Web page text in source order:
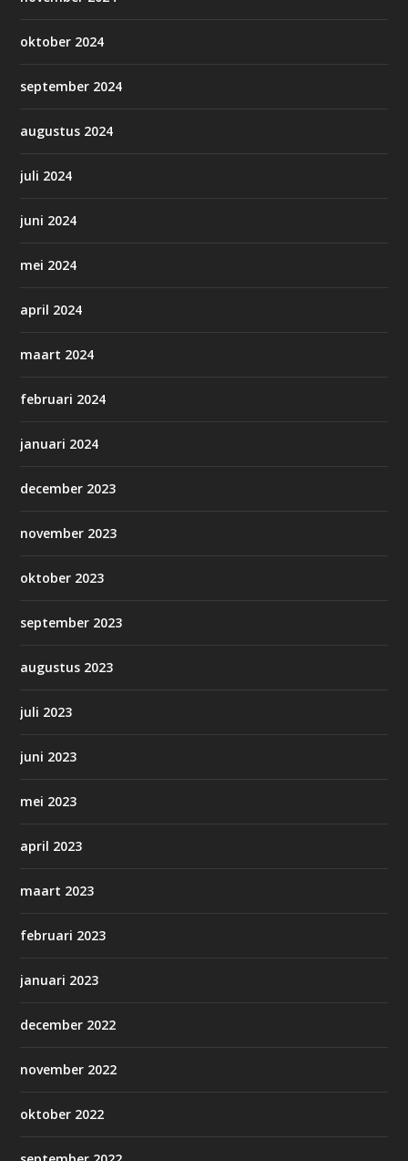
oktober 2024
september 2024
augustus 2024
juli 2024
juni 2024
mei 2024
april 2024
maart 2024
februari 2024
januari 2024
december 2023
november 2023
oktober 2023
september 2023
augustus 2023
juli 2023
juni 2023
mei 2023
april 2023
maart 2023
februari 2023
januari 2023
december 2022
november 2022
oktober 2022